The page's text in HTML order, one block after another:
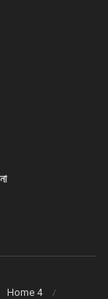
Home 4